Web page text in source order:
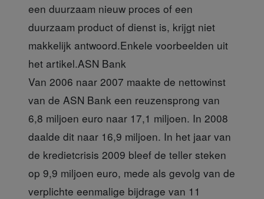
een duurzaam nieuw proces of een
duurzaam product of dienst is, krijgt niet
makkelijk antwoord.Enkele voorbeelden uit
het artikel.ASN Bank
Van 2006 naar 2007 maakte de nettowinst
van de ASN Bank een reuzensprong van
6,8 miljoen euro naar 17,1 miljoen. In 2008
daalde dit naar 16,9 miljoen. In het jaar van
de kredietcrisis 2009 bleef de teller steken
op 9,9 miljoen euro, mede als gevolg van de
verplichte eenmalige bijdrage van 11